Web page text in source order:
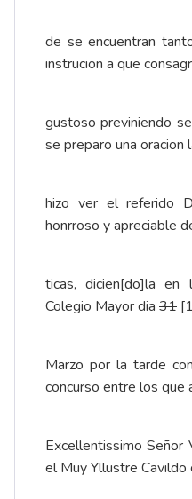
de se encuentran
instrucion a que
gustoso previniendo
se preparo una oracion
hizo ver el referido
honrroso y apreciable
ticas, dicien[do]la en
Colegio Mayor dia 31
Marzo por la tarde
concurso entre los que
Excellentissimo Señor
el Muy Yllustre Cavildo